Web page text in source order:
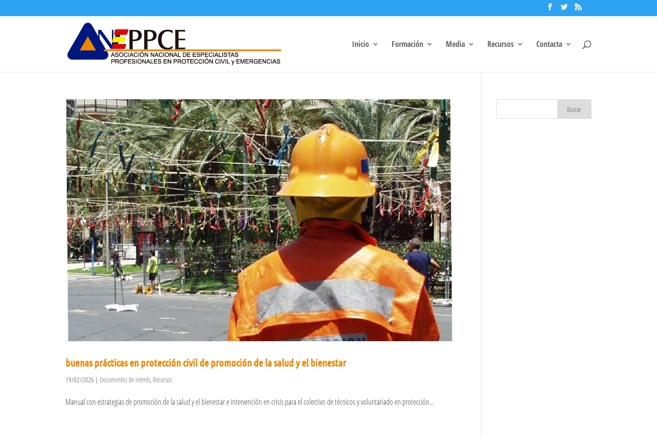
Inicio Formación Media Recursos Contacta
buenas prácticas en protección civil de promoción de la salud y el bienestar
19/02/2026 | Documentos de interés Recursos
Manual con estrategias de promoción de la salud y el bienestar e intervención en crisis para el colectivo de técnicos y voluntariado en protección...